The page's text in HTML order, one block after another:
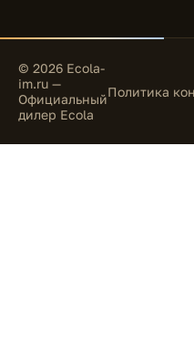
© 2026 Ecola-
im.ru —
Официальный
дилер Ecola
Политика